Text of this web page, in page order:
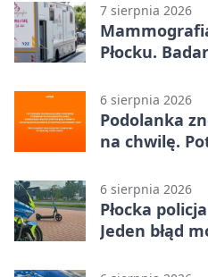
7 sierpnia 2026
Płocku.
6 sierpnia 2026
Podolanka
na chwilę.
6 sierpnia 2026
Płocka
Jeden błąd